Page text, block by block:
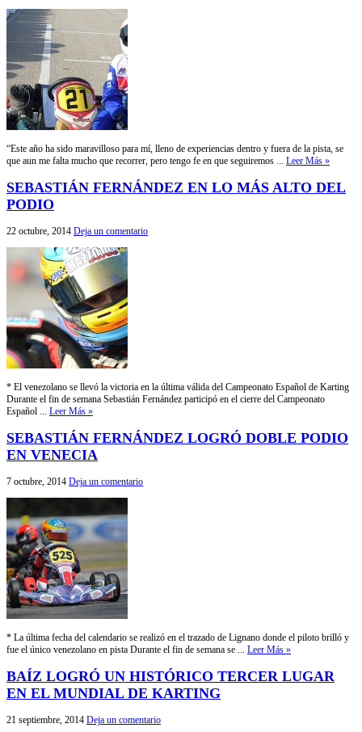
“Este año ha sido maravilloso para mí, lleno de experiencias dentro y fuera de la pista, se
que aun me falta mucho que recorrer, pero tengo fe en que seguiremos ... Leer Más »
SEBASTIÁN FERNÁNDEZ EN LO MÁS ALTO DEL
PODIO
22 octubre, 2014 Deja un comentario
* El venezolano se llevó la victoria en la última válida del Campeonato Español de Karting
Durante el fin de semana Sebastián Fernández participó en el cierre del Campeonato
Español ... Leer Más »
SEBASTIÁN FERNÁNDEZ LOGRÓ DOBLE PODIO
EN VENECIA
7 octubre, 2014 Deja un comentario
* La última fecha del calendario se realizó en el trazado de Lignano donde el piloto brilló y
fue el único venezolano en pista Durante el fin de semana se ... Leer Más »
BAÍZ LOGRÓ UN HISTÓRICO TERCER LUGAR
EN EL MUNDIAL DE KARTING
21 septiembre, 2014 Deja un comentario